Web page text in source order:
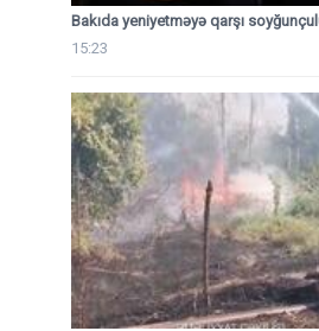
Bakıda yeniyetməyə qarşı
15:23